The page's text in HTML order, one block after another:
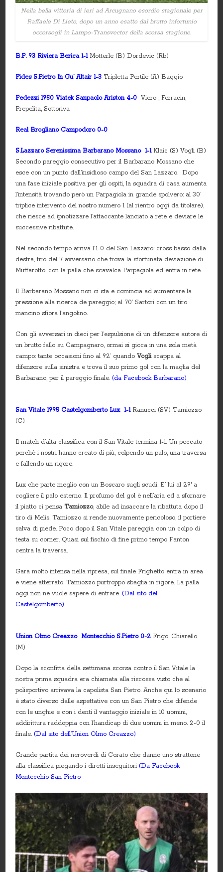
Nella bella vittoria di ieri ad Arcugnano esordio stagionale per
Raffaele Di Lieto, dopo un anno esatto dal brutto infortunio
occorsogli in Lampo-Transvector della scorsa stagione.
B.P. 93 Riviera Berica 1-1 Motterle (B) Dordevic (Rb)
Fides S.Pietro In Gu’ Altair 1-3 Tripletta Pertile (A) Baggio
Pedezzi 1950 Viatek Sanpaolo Ariston 4-0 Viero , Ferracin,
Prepelita, Sottoriva
Real Brogliano Campodoro 0-0
S.Lazzaro Serenissima Barbarano Mossano 1-1 Klaic (S) Vogli (B)
Secondo pareggio consecutivo per il Barbarano Mossano che
esce con un punto dall’insidioso campo del San Lazzaro. Dopo
una fase iniziale positiva per gli ospiti, la squadra di casa aumenta
l’intensità trovando però un Parpagiola in grande spolvero: al 30’
triplice intervento del nostro numero 1 (al rientro oggi da titolare),
che riesce ad ipnotizzare l’attaccante lanciato a rete e deviare le
successive ribattute.
Nel secondo tempo arriva l’1-0 del San Lazzaro: cross basso dalla
destra, tiro del 7 avversario che trova la sfortunata deviazione di
Muffarotto, con la palla che scavalca Parpagiola ed entra in rete.
Il Barbarano Mossano non ci sta e comincia ad aumentare la
pressione alla ricerca de pareggio; al 70’ Sartori con un tiro
mancino sfiora l’angolino.
Con gli avversari in dieci per l’espulsione di un difensore autore di
un brutto fallo su Campagnaro, ormai si gioca in una sola metà
campo: tante occasioni fino al 92’ quandoVogliscappa al
difensore sulla sinistra e trova il suo primo gol con la maglia del
Barbarano, per il pareggio finale. (da Facebook Barbarano)
San Vitale 1995 Castelgomberto Lux 1-1 Ranucci (SV) Tamiozzo
(C)
Il match d’alta classifica con il San Vitale termina 1-1. Un peccato
perchè i nostri hanno creato di più, colpendo un palo, una traversa
e fallendo un rigore.
Lux che parte meglio con un Boscaro sugli scudi. E’ lui al 29′ a
cogliere il palo esterno. Il profumo del gol è nell’aria ed a sfornare
il piatto ci pensa Tamiozzo, abile ad insaccare la ribattuta dopo il
tiro di Melis. Tamiozzo si rende nuovamente pericoloso, il portiere
salva di piede. Poco dopo il San Vitale pareggia con un colpo di
testa su corner. Quasi sul fischio di fine primo tempo Fanton
centra la traversa.
Gara molto intensa nella ripresa, sul finale Frighetto entra in area
e viene atterrato. Tamiozzo purtroppo sbaglia in rigore. La palla
oggi non ne vuole sapere di entrare. (Dal sito del
Castelgomberto)
Union Olmo Creazzo Montecchio S.Pietro 0-2 Frigo, Chiarello
(M)
Dopo la sconfitta della settimana scorsa contro il San Vitale la
nostra prima squadra era chiamata alla riscossa visto che al
polisportivo arrivava la capolista San Pietro. Anche qui lo scenario
è stato diverso dalle aspettative con un San Pietro che difende
con le unghie e con i denti il vantaggio iniziale in 10 uomini,
addirittura raddoppia con l’handicap di due uomini in meno. 2-0 il
finale. (Dal sito dell’Union Olmo Creazzo)
Grande partita dei neroverdi di Corato che danno uno strattone
alla classifica piegando i diretti inseguitori (Da Facebook
Montecchio San Pietro